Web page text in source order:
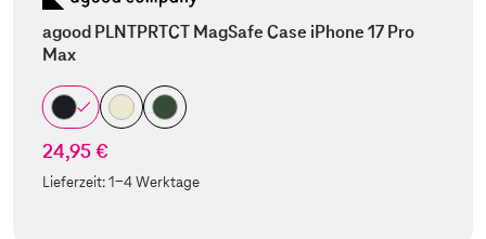
agood PLNTPRTCT MagSafe Case iPhone 17 Pro
Max
24,95 €
Lieferzeit:1-4 Werktage